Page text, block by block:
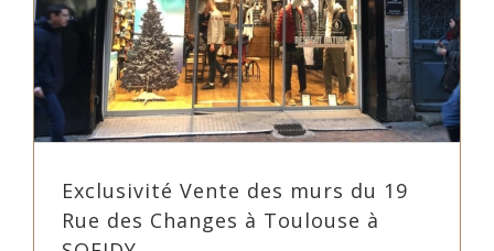
Exclusivité Vente des murs du 19
Rue des Changes à Toulouse à